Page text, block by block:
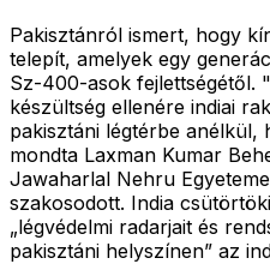
Pakisztánról ismert, hogy
telepít, amelyek egy
Sz-400-asok fejlettségétől.
készültség ellenére indiai
pakisztáni légtérbe anélkül,
mondta Laxman Kumar
Jawaharlal Nehru
szakosodott. India
„légvédelmi radarjait és
pakisztáni helyszínen” az